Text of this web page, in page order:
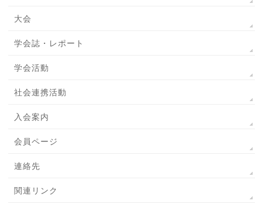
大会
学会誌・レポート
学会活動
社会連携活動
入会案内
会員ページ
連絡先
関連リンク